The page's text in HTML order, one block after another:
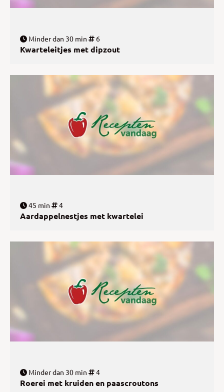
Minder dan 30 min 6
Kwarteleitjes met dipzout
45 min 4
Aardappelnestjes met kwartelei
Minder dan 30 min 4
Roerei met kruiden en paascroutons